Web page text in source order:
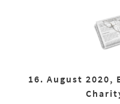
16. August 2020,